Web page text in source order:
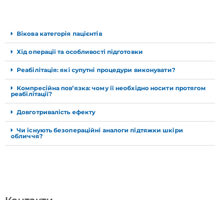
Вікова категорія пацієнтів
Хід операції та особливості підготовки
Реабілітація: які супутні процедури виконувати?
Компресійна пов’язка: чому її необхідно носити протягом
реабілітації?
Довготривалість ефекту
Чи існують безопераційні аналоги підтяжки шкіри
обличчя?